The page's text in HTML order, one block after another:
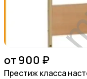
от 900 ₽
Престиж класса